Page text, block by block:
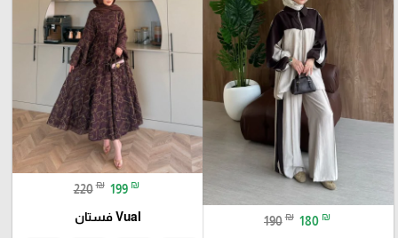
190 ₪ 180 ₪
220 ₪ 199 ₪
Vual فستان